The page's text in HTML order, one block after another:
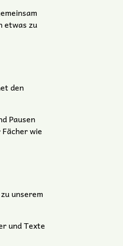
etwas zu
den
Pausen
wie
unserem
und Texte